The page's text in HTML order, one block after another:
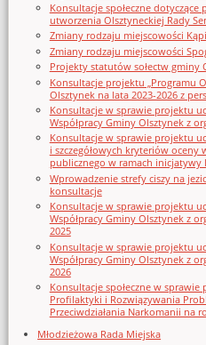
Konsultacje społeczne
utworzenia Olsztyneckiej Rady
Zmiany rodzaju miejscowości
Zmiany rodzaju miejscowości
Projekty statutów sołectw gminy
Konsultacje projektu „Programu
Olsztynek na lata 2023-2026 z
Konsultacje w sprawie projektu
Współpracy Gminy Olsztynek z
Konsultacje w sprawie projektu
i szczegółowych kryteriów oceny
publicznego w ramach inicjatywy
Wprowadzenie strefy ciszy na
konsultacje
Konsultacje w sprawie projektu
Współpracy Gminy Olsztynek z
2025
Konsultacje w sprawie projektu
Współpracy Gminy Olsztynek z
2026
Konsultacje społeczne w
Profilaktyki i Rozwiązywania
Przeciwdziałania Narkomanii na
Młodzieżowa Rada Miejska